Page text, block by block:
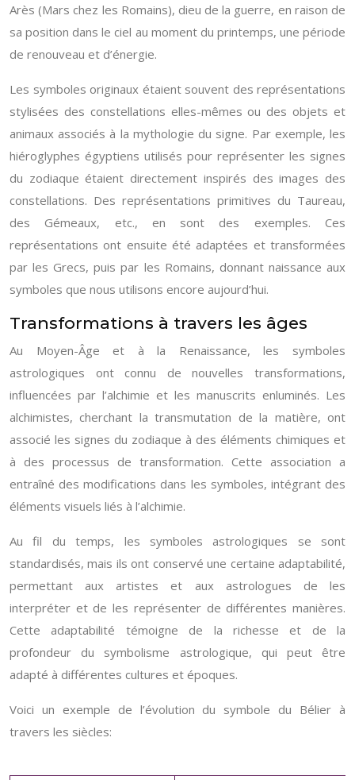
Arès (Mars chez les Romains), dieu de la guerre, en raison de
sa position dans le ciel au moment du printemps, une période
de renouveau et d’énergie.
Les symboles originaux étaient souvent des représentations
stylisées des constellations elles-mêmes ou des objets et
animaux associés à la mythologie du signe. Par exemple, les
hiéroglyphes égyptiens utilisés pour représenter les signes
du zodiaque étaient directement inspirés des images des
constellations. Des représentations primitives du Taureau,
des Gémeaux, etc., en sont des exemples. Ces
représentations ont ensuite été adaptées et transformées
par les Grecs, puis par les Romains, donnant naissance aux
symboles que nous utilisons encore aujourd’hui.
Transformations à travers les âges
Au Moyen-Âge et à la Renaissance, les symboles
astrologiques ont connu de nouvelles transformations,
influencées par l’alchimie et les manuscrits enluminés. Les
alchimistes, cherchant la transmutation de la matière, ont
associé les signes du zodiaque à des éléments chimiques et
à des processus de transformation. Cette association a
entraîné des modifications dans les symboles, intégrant des
éléments visuels liés à l’alchimie.
Au fil du temps, les symboles astrologiques se sont
standardisés, mais ils ont conservé une certaine adaptabilité,
permettant aux artistes et aux astrologues de les
interpréter et de les représenter de différentes manières.
Cette adaptabilité témoigne de la richesse et de la
profondeur du symbolisme astrologique, qui peut être
adapté à différentes cultures et époques.
Voici un exemple de l’évolution du symbole du Bélier à
travers les siècles: